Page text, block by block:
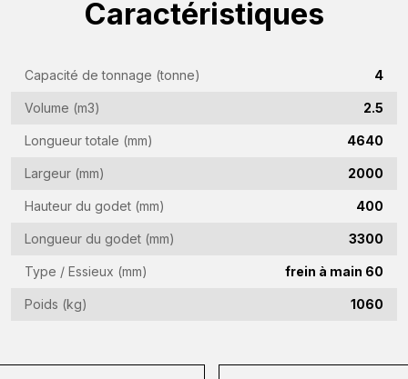
Caractéristiques
Capacité de tonnage (tonne) 4
Volume (m3) 2.5
Longueur totale (mm) 4640
Largeur (mm) 2000
Hauteur du godet (mm) 400
Longueur du godet (mm) 3300
Type / Essieux (mm) frein à main 60
Poids (kg) 1060
(Required)
Adresse
mail
(Required)
de
téléphone
(Required)
Pays
(Required)
Lieu
de
(Required)
Vraag